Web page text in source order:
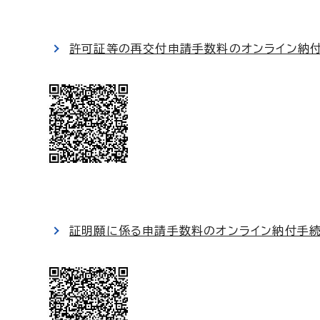
許可証等の再交付申請手数料のオンライン納
証明願に係る申請手数料のオンライン納付手